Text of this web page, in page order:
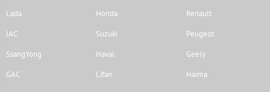
Lada
Honda
Renault
JAC
Suzuki
Peugeot
SsangYong
Haval
Geely
GAC
Lifan
Haima